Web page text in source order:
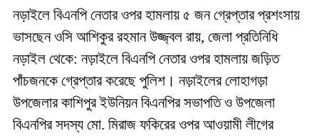
নড়াইলে বিএনপি নেতার ওপর হামলায় ৫ জন গ্রেপ্তার প্রশংসায়
ভাসছেন ওসি আশিকুর রহমান উজ্জ্বল রায়, জেলা প্রতিনিধি
নড়াইল থেকে: নড়াইলে বিএনপি নেতার ওপর হামলায় জড়িত
পাঁচজনকে গ্রেপ্তার করেছে পুলিশ। নড়াইলের লোহাগড়া
উপজেলার কাশিপুর ইউনিয়ন বিএনপির সভাপতি ও উপজেলা
বিএনপির সদস্য মো. মিরাজ ফকিরের ওপর আওয়ামী লীগের